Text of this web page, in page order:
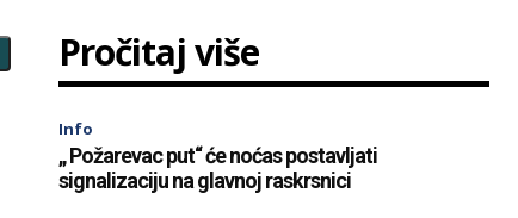
Pročitaj više
Info
„ Požarevac put“ će noćas postavljati
signalizaciju na glavnoj raskrsnici